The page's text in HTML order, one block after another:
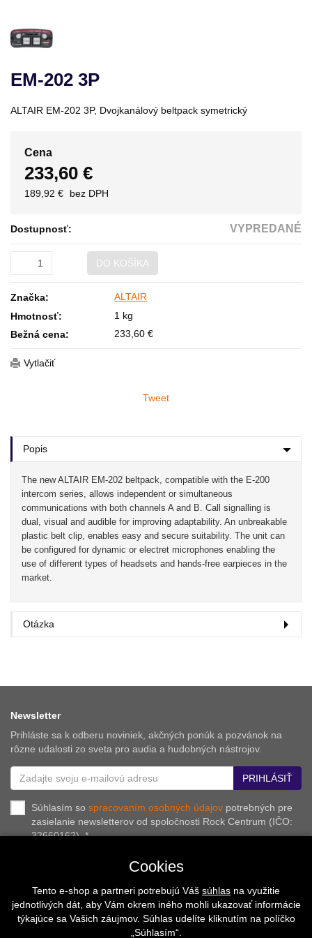
EM-202 3P
ALTAIR EM-202 3P, Dvojkanálový beltpack symetrický
Cena
233,60 €
189,92 € bez DPH
Dostupnosť: VYPREDANÉ
DO KOŠÍKA
Značka:
ALTAIR
Hmotnosť:
1 kg
Bežná cena:
233,60 €
Vytlačiť
Tweet
Popis
The new ALTAIR EM-202 beltpack, compatible with the E-200
intercom series, allows independent or simultaneous
communications with both channels A and B. Call signalling is
dual, visual and audible for improving adaptability. An unbreakable
plastic belt clip, enables easy and secure suitability. The unit can
be configured for dynamic or electret microphones enabling the
use of different types of headsets and hands-free earpieces in the
market.
Otázka
Newsletter
Prihláste sa k odberu noviniek, akčných ponúk a pozvánok na
rôzne udalosti zo sveta pro audia a hudobných nástrojov.
PRIHLÁSIŤ
Súhlasím so spracovaním osobných údajov potrebných pre
zasielanie newsletterov od spoločnosti Rock Centrum (IČO:
32660162). *
O nás Naše hodnoty Inštalácie
Referencie
Kalendár podujatí
Kontakt
Cookies
Tento e-shop a partneri potrebujú Váš súhlas na využitie
jednotlivých dát, aby Vám okrem iného mohli ukazovať informácie
týkajúce sa Vašich záujmov. Súhlas udelíte kliknutím na políčko
„Súhlasím“.